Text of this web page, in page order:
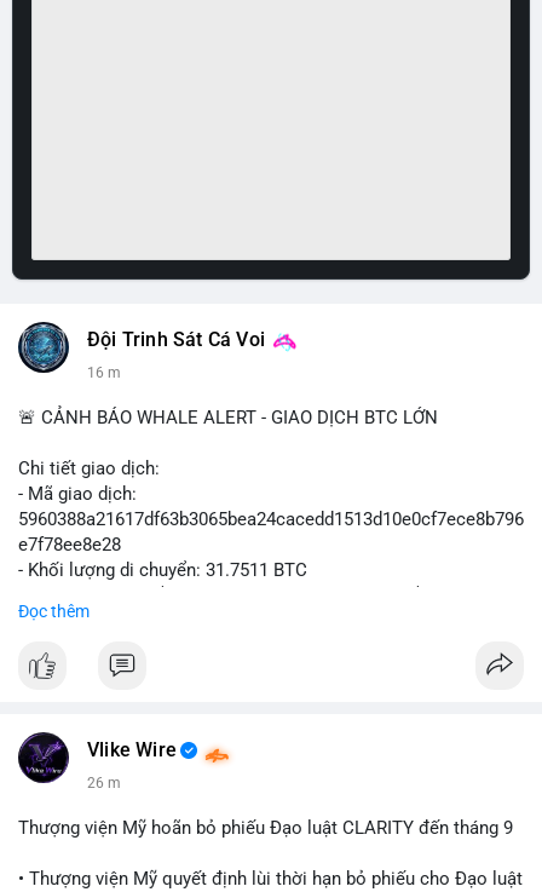
Đội Trinh Sát Cá Voi
16 m
🚨 CẢNH BÁO WHALE ALERT - GIAO DỊCH BTC LỚN
Chi tiết giao dịch:
- Mã giao dịch:
5960388a21617df63b3065bea24cacedd1513d10e0cf7ece8b796
e7f78ee8e28
- Khối lượng di chuyển: 31.7511 BTC
USD)
Đọc thêm
Vlike Wire
26 m
Thượng viện Mỹ hoãn bỏ phiếu Đạo luật CLARITY đến tháng 9
• Thượng viện Mỹ quyết định lùi thời hạn bỏ phiếu cho Đạo luật